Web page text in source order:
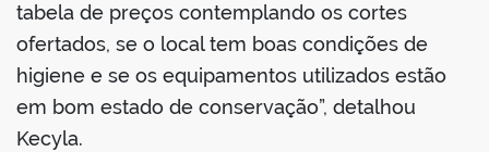
tabela de preços contemplando os cortes
ofertados, se o local tem boas condições de
higiene e se os equipamentos utilizados estão
em bom estado de conservação”, detalhou
Kecyla.